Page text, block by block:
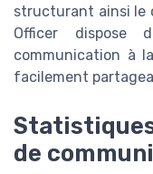
structurant ainsi le
Officer dispose
communication à
facilement
de